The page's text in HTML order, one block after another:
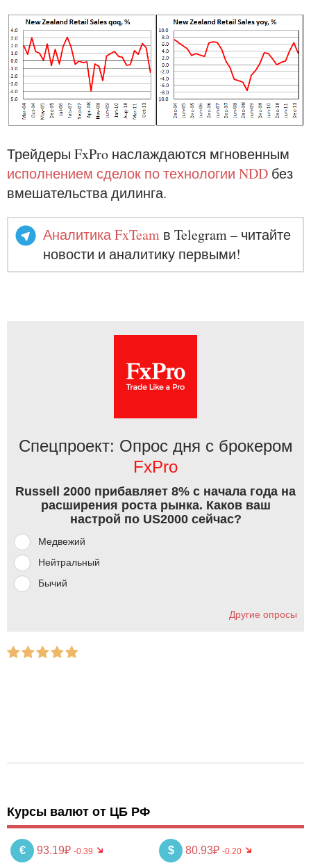
Трейдеры FxPro наслаждаются мгновенным
исполнением сделок по технологии NDD без
вмешательства дилинга.
Аналитика FxTeam в Telegram – читайте
новости и аналитику первыми!
Спецпроект: Опрос дня с брокером
FxPro
Russell 2000 прибавляет 8% с начала года на
расширения роста рынка. Каков ваш
настрой по US2000 сейчас?
Медвежий
Нейтральный
Бычий
Другие опросы
Курсы валют от ЦБ РФ
€ 93.19₽ -0.39 $ 80.93₽ -0.20